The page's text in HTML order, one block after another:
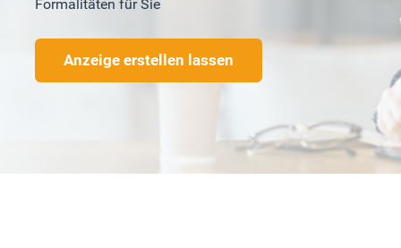
Formalitäten für Sie
Anzeige erstellen lassen